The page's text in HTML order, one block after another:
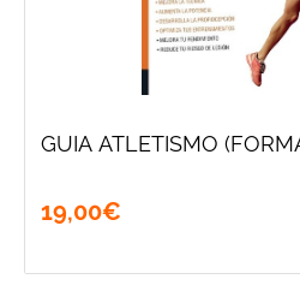
GUIA ATLETISMO
19,00€